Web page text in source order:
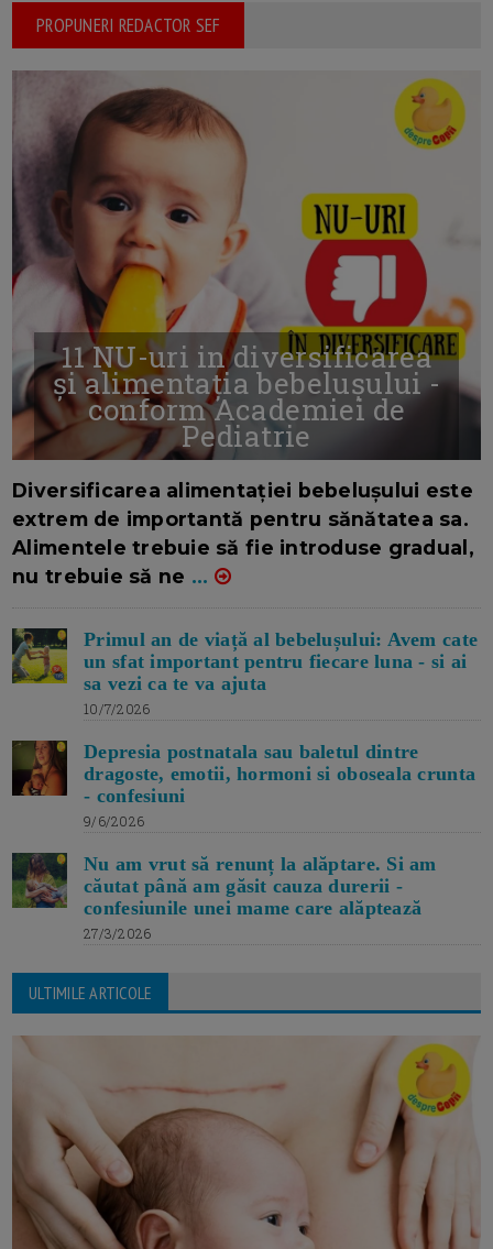
PROPUNERI REDACTOR SEF
11 NU-uri in diversificarea
și alimentația bebelușului -
conform Academiei de
Pediatrie
Diversificarea alimentației bebelușului este
extrem de importantă pentru sănătatea sa.
Alimentele trebuie să fie introduse gradual,
nu trebuie să ne ...
Primul an de viață al bebelușului: Avem cate
un sfat important pentru fiecare luna - si ai
sa vezi ca te va ajuta
10/7/2026
Depresia postnatala sau baletul dintre
dragoste, emotii, hormoni si oboseala crunta
- confesiuni
9/6/2026
Nu am vrut să renunț la alăptare. Si am
căutat până am găsit cauza durerii -
confesiunile unei mame care alăptează
27/3/2026
ULTIMILE ARTICOLE